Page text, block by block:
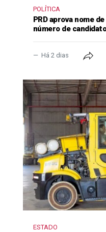
POLÍTICA
PRD aprova nome
número de
Há 2 dias
ESTADO